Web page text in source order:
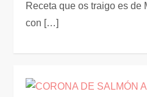
Receta que os traigo es de
con […]